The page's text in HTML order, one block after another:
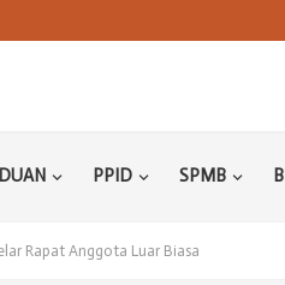
PPID SPMB
Rapat Anggota Luar Biasa